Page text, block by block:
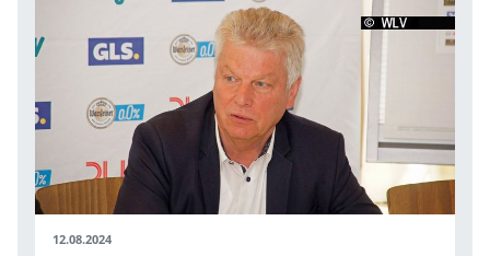
12.08.2024